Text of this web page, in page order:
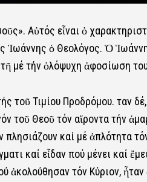
Αὐτός εἶναι ὁ
Ἰωάννης ὁ Θεολόγος. Ὁ
μέ τήν ὁλόψυχη ἀφοσίωση
τοῦ Τιμίου Προδρόμου. Ὅταν
τοῦ Θεοῦ τόν αἴροντα τήν
πλησιάζουν καί μέ ἁπλότητα
καί εἶδαν πού μένει καί
ἀκολούθησαν τόν Κύριον,